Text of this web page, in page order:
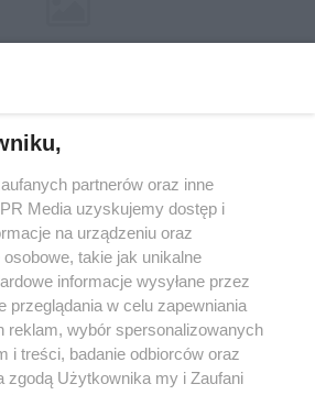
w serwisie nie może być powielany i
rozpowszechniany w jakikolwiek sposób (w
mechaniczny) na jakimkolwiek polu
formie, włącznie z umieszczaniem w
właściciela praw. Jakiekolwiek użycie lub
całości lub w części z naruszeniem prawa,
jest zabronione pod groźbą kary i może być
partnerów oraz inne
Media uzyskujemy dostęp i
na urządzeniu oraz
takie jak unikalne
informacje wysyłane przez
przeglądania w celu zapewniania
reklam, wybór spersonalizowanych
i treści, badanie odbiorców oraz
zgodą Użytkownika my i Zaufani